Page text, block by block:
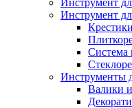
Инструмент
Система
Инструменты
Валики